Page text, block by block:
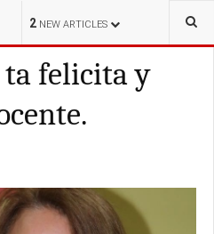
2 NEW ARTICLES
felicita y